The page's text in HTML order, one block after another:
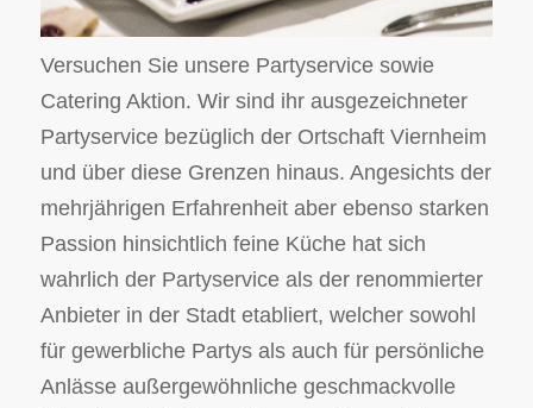
Versuchen Sie unsere Partyservice sowie
Catering Aktion. Wir sind ihr ausgezeichneter
Partyservice bezüglich der Ortschaft Viernheim
und über diese Grenzen hinaus. Angesichts der
mehrjährigen Erfahrenheit aber ebenso starken
Passion hinsichtlich feine Küche hat sich
wahrlich der Partyservice als der renommierter
Anbieter in der Stadt etabliert, welcher sowohl
für gewerbliche Partys als auch für persönliche
Anlässe außergewöhnliche geschmackvolle